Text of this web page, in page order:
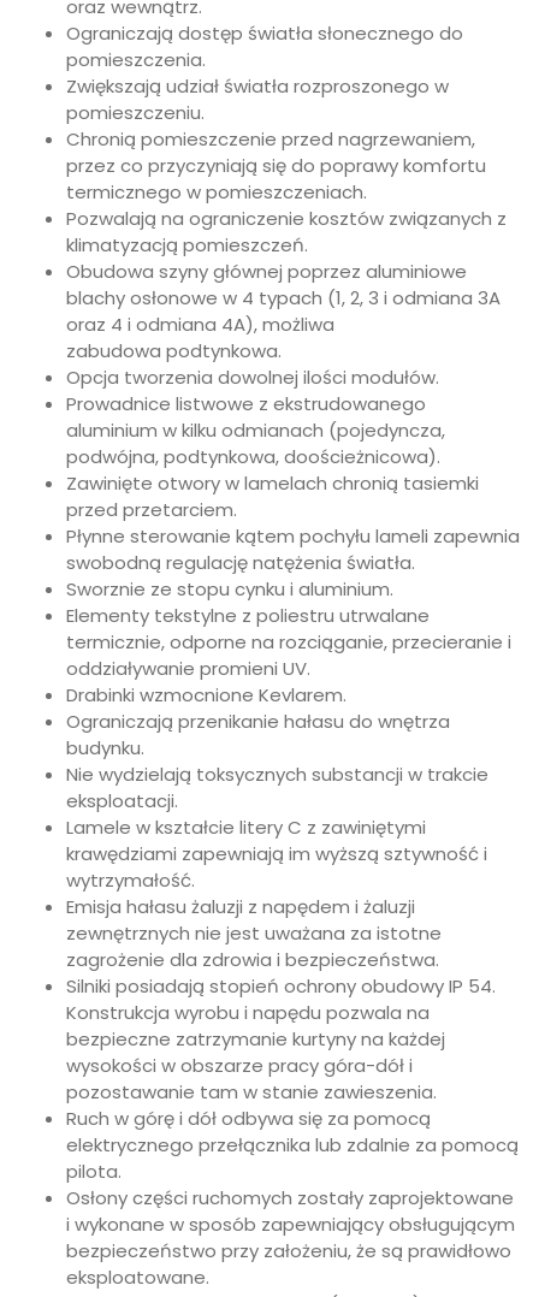
oraz wewnątrz.
Ograniczają dostęp światła słonecznego do
pomieszczenia.
Zwiększają udział światła rozproszonego w
pomieszczeniu.
Chronią pomieszczenie przed nagrzewaniem,
przez co przyczyniają się do poprawy komfortu
termicznego w pomieszczeniach.
Pozwalają na ograniczenie kosztów związanych z
klimatyzacją pomieszczeń.
Obudowa szyny głównej poprzez aluminiowe
blachy osłonowe w 4 typach (1, 2, 3 i odmiana 3A
oraz 4 i odmiana 4A), możliwa
zabudowa podtynkowa.
Opcja tworzenia dowolnej ilości modułów.
Prowadnice listwowe z ekstrudowanego
aluminium w kilku odmianach (pojedyncza,
podwójna, podtynkowa, doościeżnicowa).
Zawinięte otwory w lamelach chronią tasiemki
przed przetarciem.
Płynne sterowanie kątem pochyłu lameli zapewnia
swobodną regulację natężenia światła.
Sworznie ze stopu cynku i aluminium.
Elementy tekstylne z poliestru utrwalane
termicznie, odporne na rozciąganie, przecieranie i
oddziaływanie promieni UV.
Drabinki wzmocnione Kevlarem.
Ograniczają przenikanie hałasu do wnętrza
budynku.
Nie wydzielają toksycznych substancji w trakcie
eksploatacji.
Lamele w kształcie litery C z zawiniętymi
krawędziami zapewniają im wyższą sztywność i
wytrzymałość.
Emisja hałasu żaluzji z napędem i żaluzji
zewnętrznych nie jest uważana za istotne
zagrożenie dla zdrowia i bezpieczeństwa.
Silniki posiadają stopień ochrony obudowy IP 54.
Konstrukcja wyrobu i napędu pozwala na
bezpieczne zatrzymanie kurtyny na każdej
wysokości w obszarze pracy góra-dół i
pozostawanie tam w stanie zawieszenia.
Ruch w górę i dół odbywa się za pomocą
elektrycznego przełącznika lub zdalnie za pomocą
pilota.
Osłony części ruchomych zostały zaprojektowane
i wykonane w sposób zapewniający obsługującym
bezpieczeństwo przy założeniu, że są prawidłowo
eksploatowane.